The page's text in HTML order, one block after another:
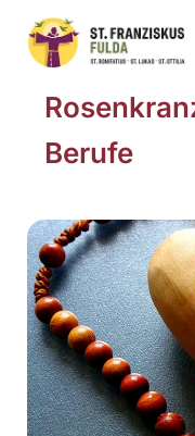
Berufe